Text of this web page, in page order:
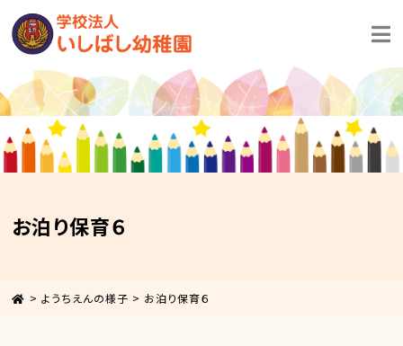
お泊り保育６
> ようちえんの様子 > お泊り保育６